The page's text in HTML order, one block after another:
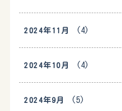
2024年11月 (4)
2024年10月 (4)
2024年9月 (5)